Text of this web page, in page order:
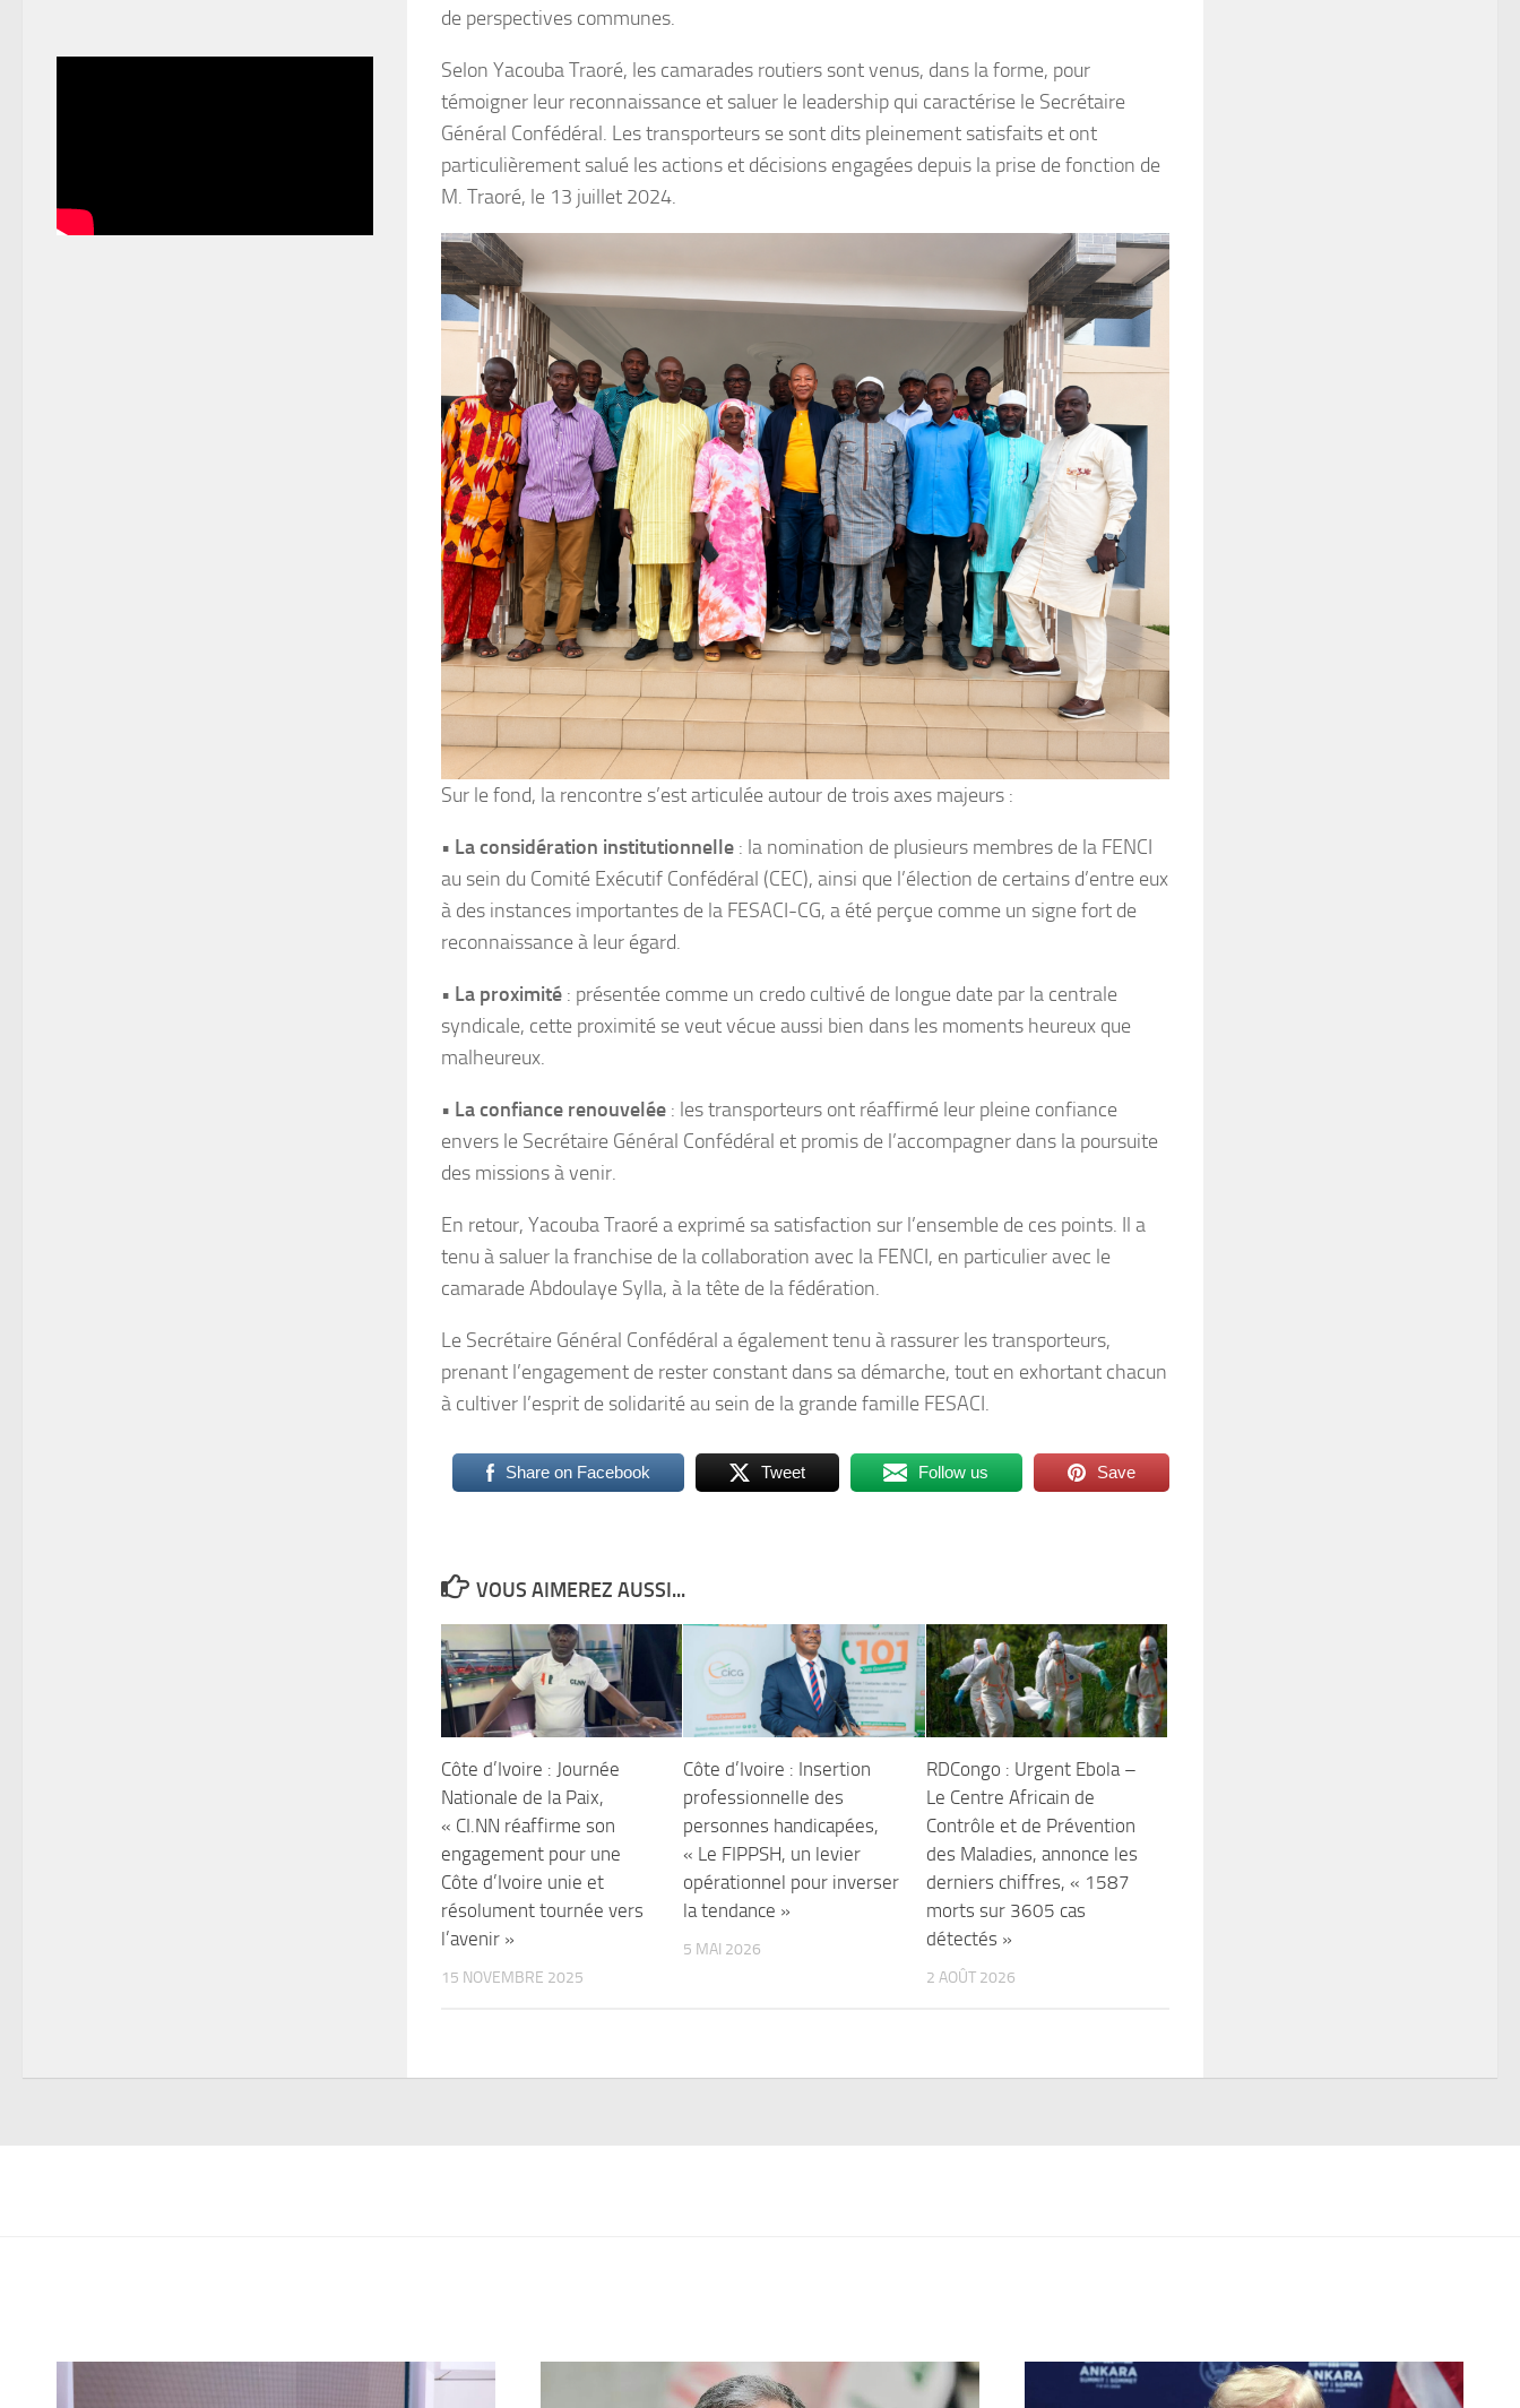
de perspectives communes.
Selon Yacouba Traoré, les camarades routiers sont venus, dans la forme, pour
témoigner leur reconnaissance et saluer le leadership qui caractérise le Secrétaire
Général Confédéral. Les transporteurs se sont dits pleinement satisfaits et ont
particulièrement salué les actions et décisions engagées depuis la prise de fonction de
M. Traoré, le 13 juillet 2024.
Sur le fond, la rencontre s’est articulée autour de trois axes majeurs :
• La considération institutionnelle : la nomination de plusieurs membres de la FENCI
au sein du Comité Exécutif Confédéral (CEC), ainsi que l’élection de certains d’entre eux
à des instances importantes de la FESACI-CG, a été perçue comme un signe fort de
reconnaissance à leur égard.
• La proximité : présentée comme un credo cultivé de longue date par la centrale
syndicale, cette proximité se veut vécue aussi bien dans les moments heureux que
malheureux.
• La confiance renouvelée : les transporteurs ont réaffirmé leur pleine confiance
envers le Secrétaire Général Confédéral et promis de l’accompagner dans la poursuite
des missions à venir.
En retour, Yacouba Traoré a exprimé sa satisfaction sur l’ensemble de ces points. Il a
tenu à saluer la franchise de la collaboration avec la FENCI, en particulier avec le
camarade Abdoulaye Sylla, à la tête de la fédération.
Le Secrétaire Général Confédéral a également tenu à rassurer les transporteurs,
prenant l’engagement de rester constant dans sa démarche, tout en exhortant chacun
à cultiver l’esprit de solidarité au sein de la grande famille FESACI.
Share on Facebook Tweet Follow us Save
VOUS AIMEREZ AUSSI...
Côte d’Ivoire : Journée
Nationale de la Paix,
« CI.NN réaffirme son
engagement pour une
Côte d’Ivoire unie et
résolument tournée vers
l’avenir »
15 NOVEMBRE 2025
Côte d’Ivoire : Insertion
professionnelle des
personnes handicapées,
« Le FIPPSH, un levier
opérationnel pour inverser
la tendance »
5 MAI 2026
RDCongo : Urgent Ebola –
Le Centre Africain de
Contrôle et de Prévention
des Maladies, annonce les
derniers chiffres, « 1587
morts sur 3605 cas
détectés »
2 AOÛT 2026